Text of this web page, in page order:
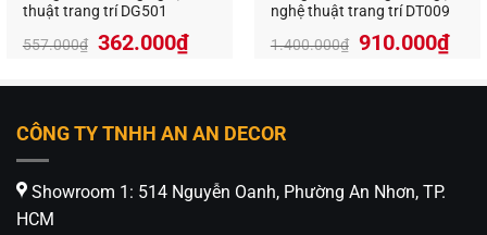
thuật trang trí DG501
557.000₫ Giá
là:
362.000₫Giá
hiện
tại
362.000₫.
nghệ thuật trang trí DT009
1.400.000₫ Giá
là:
910.000₫Giá
tại
CÔNG TY TNHH AN AN DECOR
Showroom 1: 514 Nguyễn Oanh, Phường An Nhơn, TP.
HCM